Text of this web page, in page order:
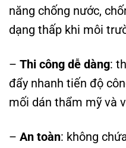
năng chống nước,
dạng thấp khi môi
– Thi công dễ dàng:
đẩy nhanh tiến độ
mối dán thẩm mỹ và
– An toàn: không